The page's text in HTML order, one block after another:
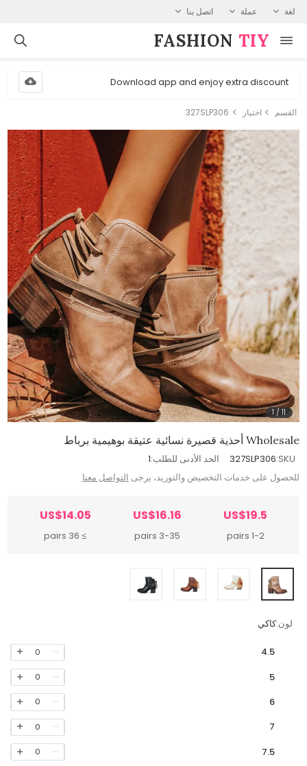
لغة عملة اتصل بنا
FASHION⁠ TIY
Download app and enjoy extra discount
القسم اختيار 327SLP306
1 /11
Wholesale أحذية قصيرة نسائية عتيقة بوهيمية برباط
SKU:
327SLP306 الحد الأدنى للطلب:1
للحصول على خدمات التخصيص والتوريد، يرجى التواصل معنا
US$19.5
1-2 pairs
US$16.16
3-35 pairs
US$14.05
≥ 36 pairs
لون:كاكي
4.5
0
5
0
6
0
7
0
7.5
0